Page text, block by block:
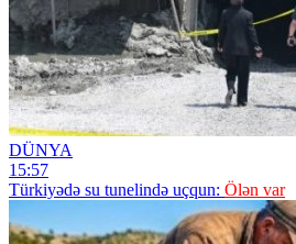
DÜNYA
15:57
Türkiyədə su tunelində uçqun: Ölən var